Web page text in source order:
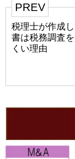
PREV
税理士が作成
書は税務調査
くい理由